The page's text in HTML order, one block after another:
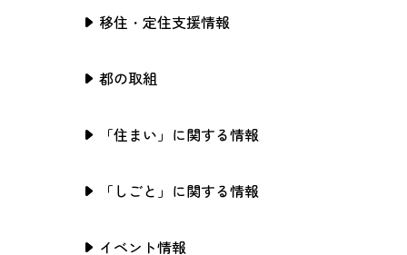
移住・定住支援情報
都の取組
「住まい」に関する情報
「しごと」に関する情報
イベント情報